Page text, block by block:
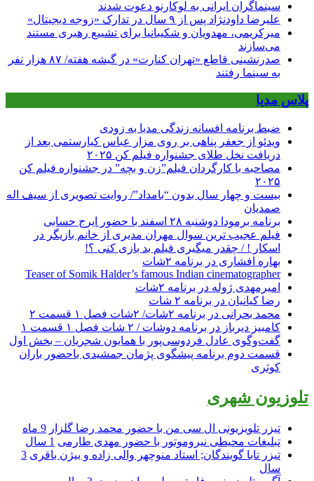
سینماگران ایرانی به لوکارنو دعوت شدند
علیرضا داودنژاد پس از ۹ سال در تدارک «زوجه دیجیتال»
میرکریمی، مهدویان و شکیبانیا برای تشییع رهبری مستند
می‌سازند
صدرنشینی قاطع «تهران کنارت» در گیشه هفته/ ۸۷ هزار نفر
به سینما رفتند
پلاس مدیا
ضبط برنامه افسانه زندگی مدیا به زودی
ویدئو از جعفر پناهی بر روی مزار عباس کیارستمی بعد از
دریافت نخل طلای جشنواره فیلم کن ۲۰۲۵
مصاحبه با کارگردان فیلم”زن و بچه” در جشنواره فیلم کن
۲۰۲۵
بیست و چهار سال بدون “بامداد”/ روایت تصویری از سیف اله
صمدیان
برنامه برمودا دوشنبه ۲۸ اسفند با حضور ایرج حسابی
فیلم عجیب ترین سوال مهران مدیری از خانم بازیگر در
اسکار ! / چقدر میگیری فیلم بد بازی کنی ؟!
بهاره افشاری در برنامه ۲شات
Teaser of Somik Halder’s famous Indian cinematographer
امیرمهدی ژوله در برنامه ۲شات
رضا کیانیان در برنامه ۲ شات
محمد بحرانی در برنامه ۲شات/ ۲شات فصل ۱ قسمت ۲
کامبیز دیرباز در برنامه دوشات / ۲ شات فصل ۱ قسمت ۱
گفت‌وگوی عادل فردوسی‌پور با همایون شجریان – بخش اول
قسمت دوم برنامه پیشگوی پژمان جمشیدی باحضور باران
کوثری
تلوزیون شهری
تیزر تلویزیونی ال سی من با حضور محمد رضا گلزار 9 ماه
تبلیغات محیطی نیروموتور با حضور مهدی طارمی 1 سال
تیزر تابا گویندگان; استاد منوچهر والی زاده و بیژن باقری 3
سال